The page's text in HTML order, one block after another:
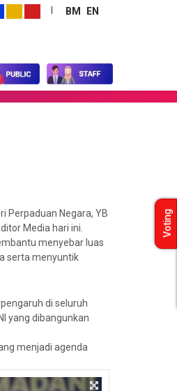
| BM
EN
Perpaduan Negara, YB
Media hari ini.
menyebar luas
serta menyuntik
di seluruh
yang dibangunkan
menjadi agenda
Voting